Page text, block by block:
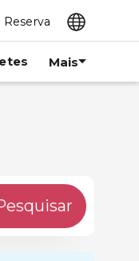
Reserva
Mais